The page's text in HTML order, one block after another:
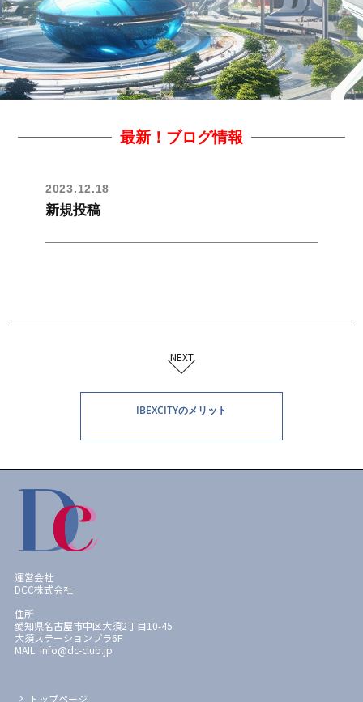
最新！ブログ情報
2023.12.18
新規投稿
NEXT
IBEXCITYのメリット
運営会社
DCC株式会社
住所
愛知県名古屋市中区大須2丁目10-45
大須ステーションプラ6F
MAIL: info@dc-club.jp
トップページ